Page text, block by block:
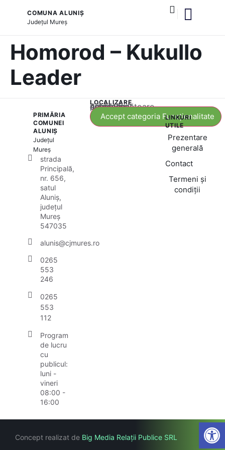
COMUNA ALUNIȘ
Județul Mureș
Homorod – Kukullo
Leader
PRIMĂRIA
COMUNEI
ALUNIȘ
Județul
Mureș
strada
Principală,
nr. 656,
satul
Aluniș,
județul
Mureș
547035
alunis@cjmures.ro
0265
553
246
0265
553
112
Program
de lucru
cu
publicul:
luni -
vineri
08:00 -
16:00
LOCALIZARE
Acest conținut este blocat până când acceptați categoria corespunzătoare de cookie-uri.
Accept categoria Funcționalitate
LINKURI
UTILE
Prezentare
generală
Contact
Termeni și
condiții
Concept realizat de Big Media Relații Publice SRL